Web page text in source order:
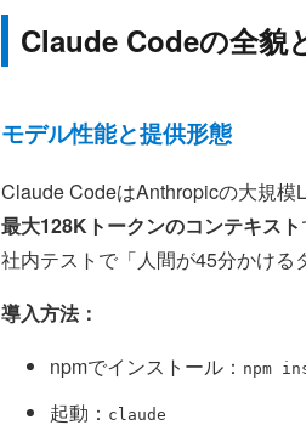
Claude Codeの全貌
モデル性能と提供形態
Claude CodeはAnthropicの大規模
最大128Kトークンのコンテキスト
社内テストで「人間が45分かける
導入方法：
npmでインストール： npm
起動： claude